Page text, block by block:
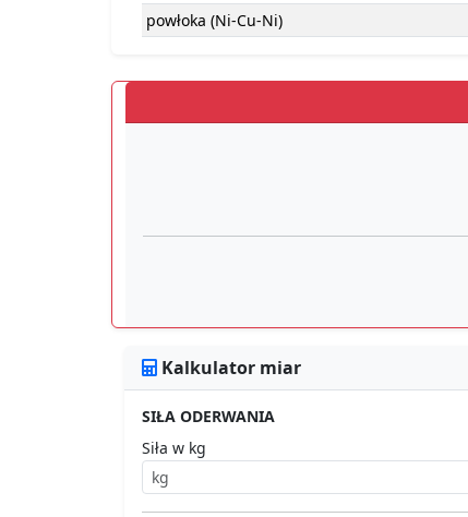
powłoka (Ni-Cu-Ni)
Kalkulator miar
SIŁA ODERWANIA
Siła w kg